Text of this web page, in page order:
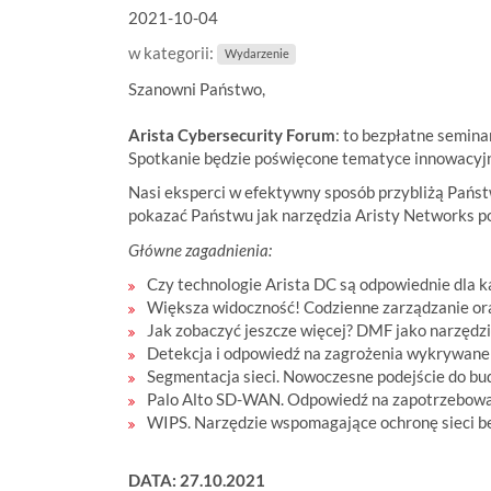
t
ś
w
2021-10-04
w kategorii:
Wydarzenie
Szanowni Państwo,
Arista Cybersecurity Forum: to bezpłatne
Spotkanie będzie poświęcone tematyce
Nasi eksperci w efektywny sposób przybliżą
pokazać Państwu jak narzędzia Aristy Networks
Główne zagadnienia:
Czy technologie Arista DC są odpowiednie dla
Większa widoczność! Codzienne zarządzanie
Jak zobaczyć jeszcze więcej? DMF jako
Detekcja i odpowiedź na zagrożenia
Segmentacja sieci. Nowoczesne podejście do
Palo Alto SD-WAN. Odpowiedź na
WIPS. Narzędzie wspomagające ochronę sieci
DATA: 27.10.2021